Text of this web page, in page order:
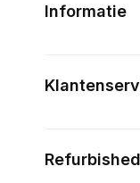
Informatie